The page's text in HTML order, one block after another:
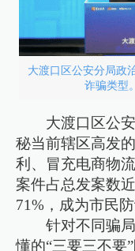
大渡口区公安分局政
诈骗类型
大渡口区公
秘当前辖区高发
利、冒充电商物
案件占总发案数
71%，成为市民
针对不同骗
懂的“三要三不要